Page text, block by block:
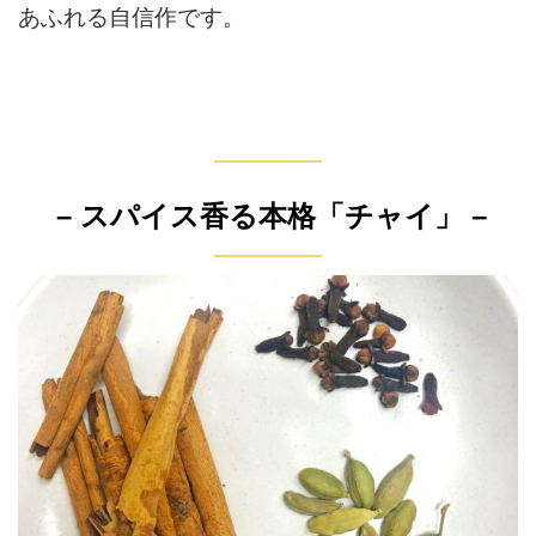
あふれる自信作です。
– スパイス香る本格「チャイ」 –